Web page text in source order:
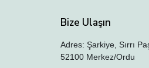
Bize Ulaşın
Adres: Şarkiye, Sırrı
52100 Merkez/Ordu